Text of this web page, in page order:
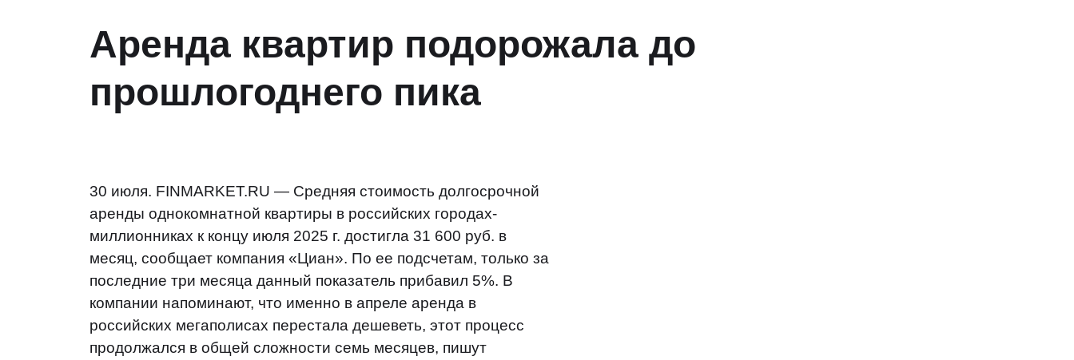
Аренда квартир подорожала до
прошлогоднего пика
30 июля. FINMARKET.RU — Средняя стоимость долгосрочной
аренды однокомнатной квартиры в российских городах-
миллионниках к концу июля 2025 г. достигла 31 600 руб. в
месяц, сообщает компания «Циан». По ее подсчетам, только за
последние три месяца данный показатель прибавил 5%. В
компании напоминают, что именно в апреле аренда в
российских мегаполисах перестала дешеветь, этот процесс
продолжался в общей сложности семь месяцев, пишут